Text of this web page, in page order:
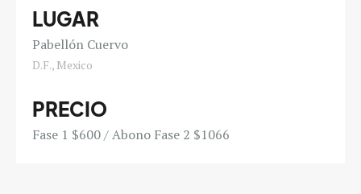
LUGAR
Pabellón Cuervo
D.F., Mexico
PRECIO
Fase 1 $600 / Abono Fase 2 $1066